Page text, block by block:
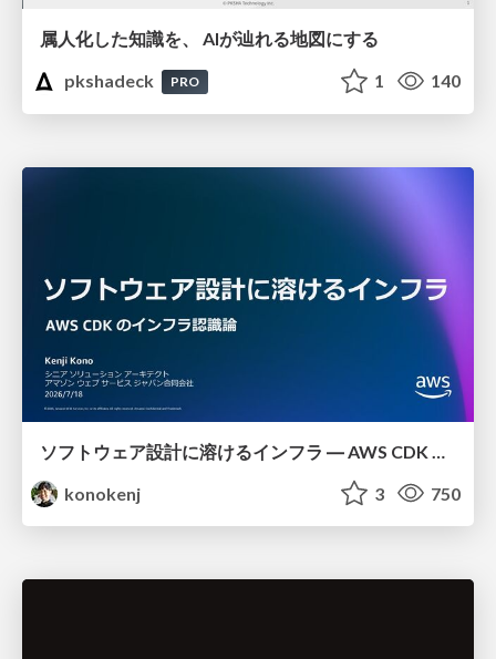
属人化した知識を、 AIが辿れる地図にする
pkshadeck
PRO 1 140
konokenj
3 750